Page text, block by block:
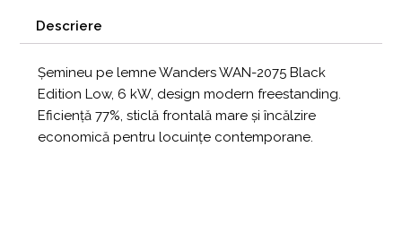
Descriere
Șemineu pe lemne Wanders WAN-2075 Black
Edition Low, 6 kW, design modern freestanding.
Eficiență 77%, sticlă frontală mare și încălzire
economică pentru locuințe contemporane.